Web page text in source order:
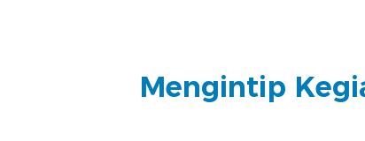
Mengintip